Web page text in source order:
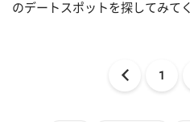
のデートスポットを探してみて
1